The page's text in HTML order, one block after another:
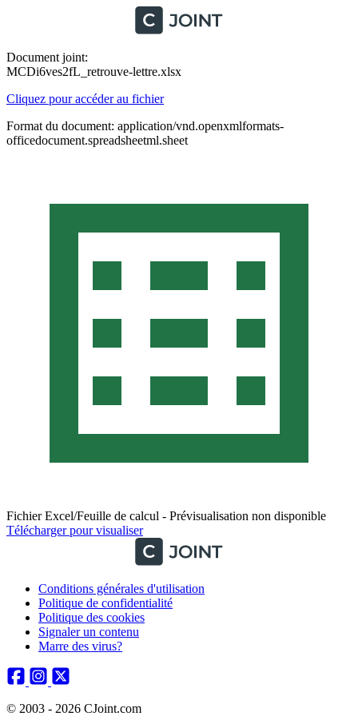
Document joint:
MCDi6ves2fL_retrouve-lettre.xlsx
Cliquez pour accéder au fichier
Format du document: application/vnd.openxmlformats-
officedocument.spreadsheetml.sheet
Fichier Excel/Feuille de calcul - Prévisualisation non disponible
Télécharger pour visualiser
Conditions générales d'utilisation
Politique de confidentialité
Politique des cookies
Signaler un contenu
Marre des virus?
© 2003 - 2026 CJoint.com